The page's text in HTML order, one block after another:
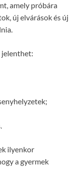
amely próbára
új elvárások és új
jelenthet:
ilyenkor
a gyermek